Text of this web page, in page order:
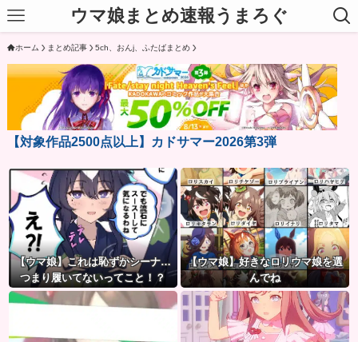
ウマ娘まとめ速報うまろぐ
ホーム まとめ記事 5ch、おんj、ふたばまとめ
【対象作品2500点以上】カドサマー2026第3弾
【ウマ娘】これは恥ずかシーナ…
つまり履いてないってこと！？
【ウマ娘】好きなロリウマ娘を選
んでね